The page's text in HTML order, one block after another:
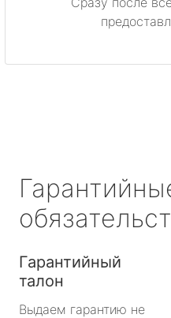
Гарантийный
талон
Выдаем гарантию не